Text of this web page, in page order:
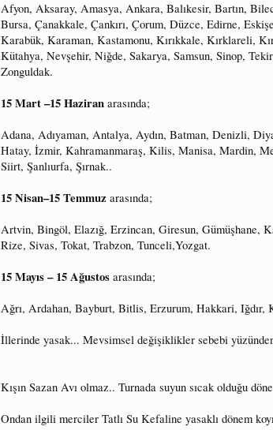
Afyon, Aksaray, Amasya, Ankara, Balıkesir, Bartın,
Bursa, Çanakkale, Çankırı, Çorum, Düzce, Edirne,
Karabük, Karaman, Kastamonu, Kırıkkale, Kırklareli,
Kütahya, Nevşehir, Niğde, Sakarya, Samsun, Sinop,
Zonguldak.
15 Mart –15 Haziran arasında;
Adana, Adıyaman, Antalya, Aydın, Batman, Denizli,
Hatay, İzmir, Kahramanmaraş, Kilis, Manisa, Mardin,
Siirt, Şanlıurfa, Şırnak..
15 Nisan–15 Temmuz arasında;
Artvin, Bingöl, Elazığ, Erzincan, Giresun, Gümüşhane,
Rize, Sivas, Tokat, Trabzon, Tunceli,Yozgat.
15 Mayıs – 15 Ağustos arasında;
Ağrı, Ardahan, Bayburt, Bitlis, Erzurum, Hakkari, Iğdır,
İllerinde yasak... Mevsimsel değişiklikler sebebi
Kışın Sazan Avı olmaz.. Turnada suyun sıcak olduğu
Ondan ilgili merciler Tatlı Su Kefaline yasaklı dönem